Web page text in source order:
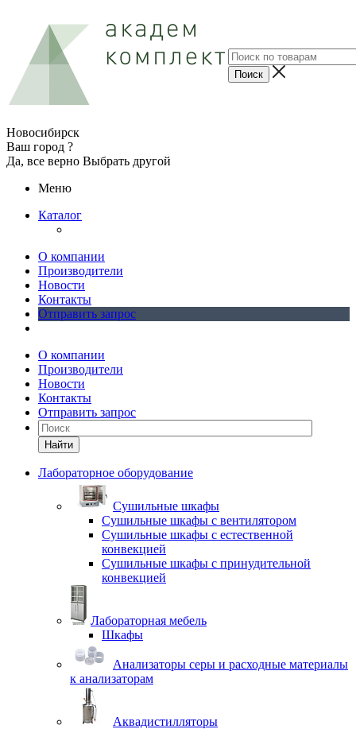
Новосибирск
Ваш город ?
Да, все верно Выбрать другой
Меню
Каталог
О компании
Производители
Новости
Контакты
Отправить запрос
О компании
Производители
Новости
Контакты
Отправить запрос
Найти
Лабораторное оборудование
Cушильные шкафы
Сушильные шкафы с вентилятором
Сушильные шкафы с естественной
конвекцией
Сушильные шкафы с принудительной
конвекцией
Лабораторная мебель
Шкафы
Анализаторы серы и расходные материалы
к анализаторам
Аквадистилляторы